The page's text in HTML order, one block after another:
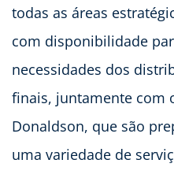
todas as áreas
com disponibilidade
necessidades dos
finais, juntamente com
Donaldson, que são
uma variedade de